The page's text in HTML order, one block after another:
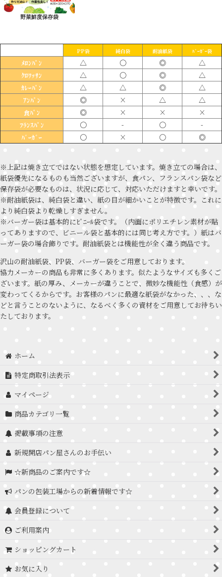
野菜鮮度保存袋
PP袋 純白袋 耐油紙袋 ﾊﾞｰｶﾞｰ袋
ﾒﾛﾝﾊﾟﾝ △ 〇 ◎ △
ｸﾛﾜｯｻﾝ △ 〇 ◎ △
ｶﾚｰﾊﾟﾝ △ △ ◎ △
ｱﾝﾊﾟﾝ ◎ × △ △
食ﾊﾟﾝ ◎ × × ×
ﾌﾗﾝｽﾊﾟﾝ 〇 - 〇 -
ﾊﾞｰｶﾞｰ 〇 × 〇 ◎
※上記は焼き立てではない状態を想定しています。焼き立ての場合は、
紙袋優先になるものも当然ございますが、食パン、フランスパン袋など
保存袋が必要なものは、状況に応じて、対応いただけますと幸いです。
※耐油紙袋は、純白袋と違い、紙の目が細かいことが特徴です。これに
より純白袋より乾燥しすぎません。
※バーガー袋は基本的にﾋﾞﾆｰﾙ袋です。（内面にポリエチレン素材が貼
ってありますので、ビニール袋と基本的には同じ考え方です。）紙はバ
ーガー袋の場合飾りです。耐油紙袋とは機能性が全く違う商品です。
沢山の耐油紙袋、PP袋、バーガー袋をご用意しております。
協力メーカーの商品も非常に多くあります。似たようなサイズも多くご
ざいます。紙の厚み、メーカーが違うことで、微妙な機能性（食感）が
変わってくるからです。お客様のパンに最適な紙袋がなかった、、、な
どと言うことのないように、なるべく多くの資材をご用意してお待ちい
たしております。
ホーム
特定商取引法表示
マイページ
商品カテゴリ一覧
掲載事項の注意
新規開店パン屋さんのお手伝い
☆新商品のご案内です☆
パンの包装工場からの新着情報です☆
会員登録について
ご利用案内
ショッピングカート
お気に入り